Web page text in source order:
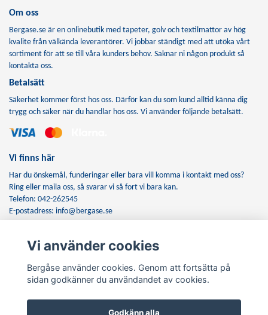
Om oss
Bergase.se är en onlinebutik med tapeter, golv och textilmattor av hög
kvalite från välkända leverantörer. Vi jobbar ständigt med att utöka vårt
sortiment för att se till våra kunders behov. Saknar ni någon produkt så
kontakta oss.
Betalsätt
Säkerhet kommer först hos oss. Därför kan du som kund alltid känna dig
trygg och säker när du handlar hos oss. Vi använder följande betalsätt.
Vi finns här
Har du önskemål, funderingar eller bara vill komma i kontakt med oss?
Ring eller maila oss, så svarar vi så fort vi bara kan.
Telefon: 042-262545
E-postadress: info@bergase.se
Anmäl dig till vårt nyhetsbrev
Prenumerera
Vi använder cookies
Bergåse använder cookies. Genom att fortsätta på
sidan godkänner du användandet av cookies.
Godkänn alla